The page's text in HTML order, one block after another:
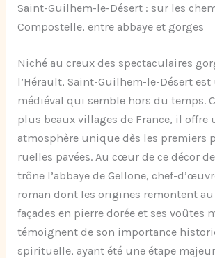
Saint-Guilhem-le-Désert : sur les
Compostelle, entre abbaye et gorges
Niché au creux des spectaculaires
l’Hérault, Saint-Guilhem-le-Désert
médiéval qui semble hors du temps.
plus beaux villages de France, il offre
atmosphère unique dès les premiers
ruelles pavées. Au cœur de ce décor
trône l’abbaye de Gellone, chef-
roman dont les origines remontent au
façades en pierre dorée et ses voûtes
témoignent de son importance
spirituelle, ayant été une étape